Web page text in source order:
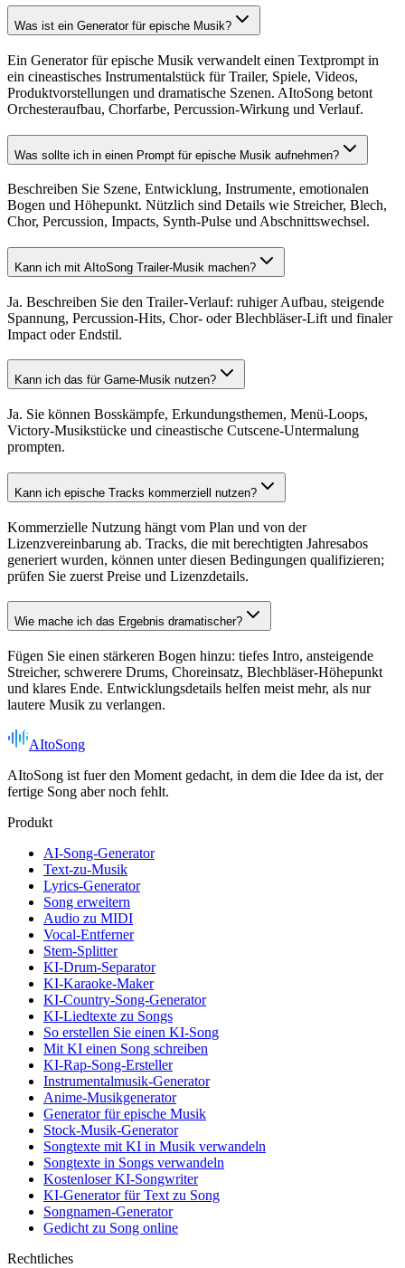
Was ist ein Generator für epische Musik?
Ein Generator für epische Musik verwandelt einen Textprompt in
ein cineastisches Instrumentalstück für Trailer, Spiele, Videos,
Produktvorstellungen und dramatische Szenen. AItoSong betont
Orchesteraufbau, Chorfarbe, Percussion-Wirkung und Verlauf.
Was sollte ich in einen Prompt für epische Musik aufnehmen?
Beschreiben Sie Szene, Entwicklung, Instrumente, emotionalen
Bogen und Höhepunkt. Nützlich sind Details wie Streicher, Blech,
Chor, Percussion, Impacts, Synth-Pulse und Abschnittswechsel.
Kann ich mit AItoSong Trailer-Musik machen?
Ja. Beschreiben Sie den Trailer-Verlauf: ruhiger Aufbau, steigende
Spannung, Percussion-Hits, Chor- oder Blechbläser-Lift und finaler
Impact oder Endstil.
Kann ich das für Game-Musik nutzen?
Ja. Sie können Bosskämpfe, Erkundungsthemen, Menü-Loops,
Victory-Musikstücke und cineastische Cutscene-Untermalung
prompten.
Kann ich epische Tracks kommerziell nutzen?
Kommerzielle Nutzung hängt vom Plan und von der
Lizenzvereinbarung ab. Tracks, die mit berechtigten Jahresabos
generiert wurden, können unter diesen Bedingungen qualifizieren;
prüfen Sie zuerst Preise und Lizenzdetails.
Wie mache ich das Ergebnis dramatischer?
Fügen Sie einen stärkeren Bogen hinzu: tiefes Intro, ansteigende
Streicher, schwerere Drums, Choreinsatz, Blechbläser-Höhepunkt
und klares Ende. Entwicklungsdetails helfen meist mehr, als nur
lautere Musik zu verlangen.
AItoSong
AItoSong ist fuer den Moment gedacht, in dem die Idee da ist, der
fertige Song aber noch fehlt.
Produkt
AI-Song-Generator
Text-zu-Musik
Lyrics-Generator
Song erweitern
Audio zu MIDI
Vocal-Entferner
Stem-Splitter
KI-Drum-Separator
KI-Karaoke-Maker
KI-Country-Song-Generator
KI-Liedtexte zu Songs
So erstellen Sie einen KI-Song
Mit KI einen Song schreiben
KI-Rap-Song-Ersteller
Instrumentalmusik-Generator
Anime-Musikgenerator
Generator für epische Musik
Stock-Musik-Generator
Songtexte mit KI in Musik verwandeln
Songtexte in Songs verwandeln
Kostenloser KI-Songwriter
KI-Generator für Text zu Song
Songnamen-Generator
Gedicht zu Song online
Rechtliches